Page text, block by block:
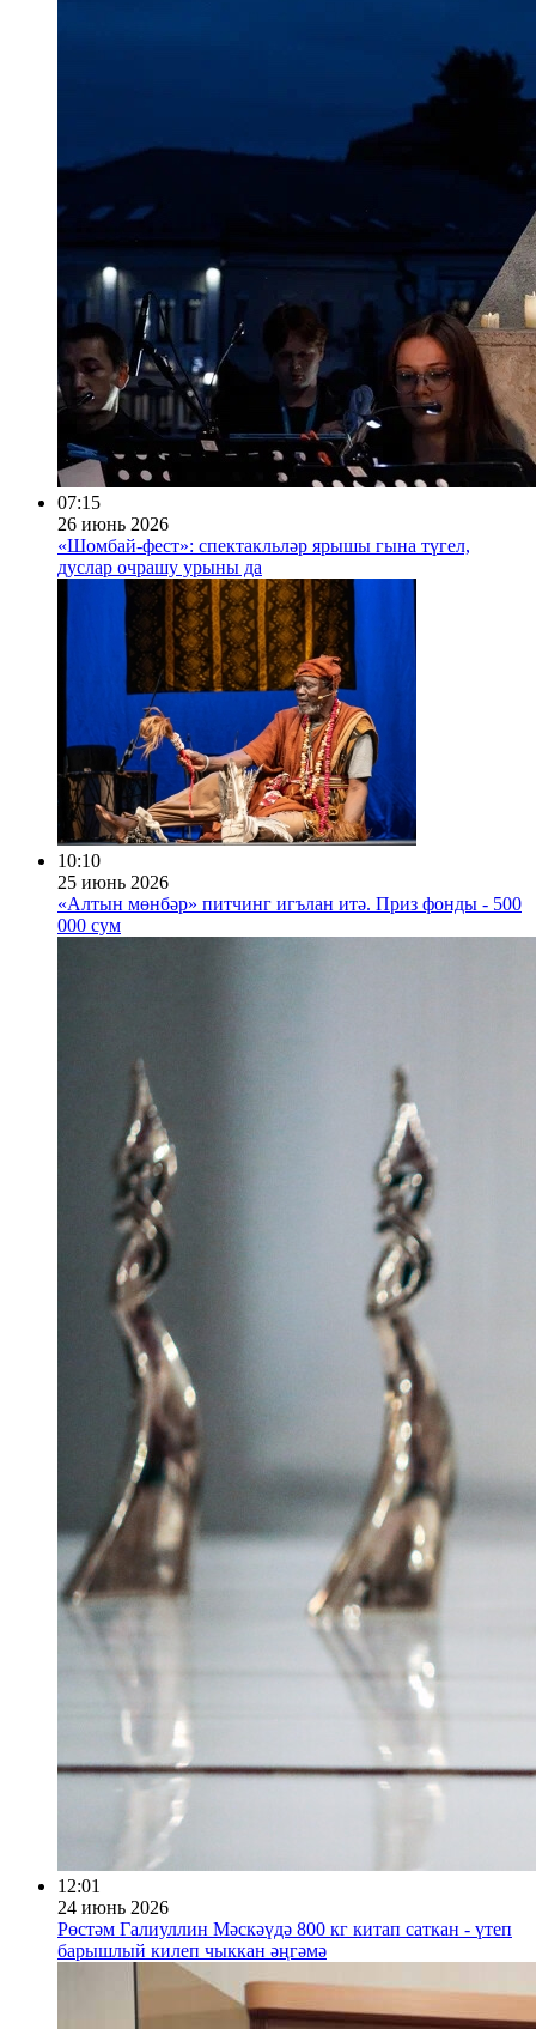
07:15
26 июнь 2026
«Шомбай-фест»: спектакльләр ярышы гына түгел,
дуслар очрашу урыны да
10:10
25 июнь 2026
«Алтын мөнбәр» питчинг игълан итә. Приз фонды - 500
000 сум
12:01
24 июнь 2026
Рөстәм Галиуллин Мәскәүдә 800 кг китап саткан - үтеп
барышлый килеп чыккан әңгәмә